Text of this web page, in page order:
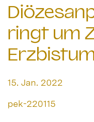
ringt um
Datum:
15. Jan. 2022
Von:
pek-220115